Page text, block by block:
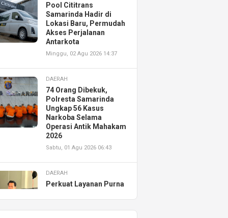
Pool Cititrans
Samarinda Hadir di
Lokasi Baru, Permudah
Akses Perjalanan
Antarkota
Minggu, 02 Agu 2026 14:37
DAERAH
74 Orang Dibekuk,
Polresta Samarinda
Ungkap 56 Kasus
Narkoba Selama
Operasi Antik Mahakam
2026
Sabtu, 01 Agu 2026 06:43
DAERAH
Perkuat Layanan Purna
Resmikan AHASS